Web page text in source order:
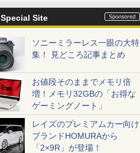
Special Site
ソニーミラーレス一眼の大特
集！ 見どころ記事まとめ
お値段そのままでメモリ倍
増！メモリ32GBの「お得な
ゲーミングノート」
レイズのプレミアムカー向け
ブランドHOMURAから
「2×9R」が登場！